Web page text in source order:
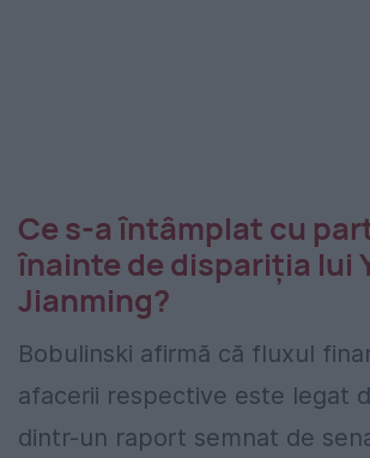
Ce s-a întâmplat cu
înainte de dispariția lui
Jianming?
Bobulinski afirmă că fluxul
afacerii respective este legat
dintr-un raport semnat de